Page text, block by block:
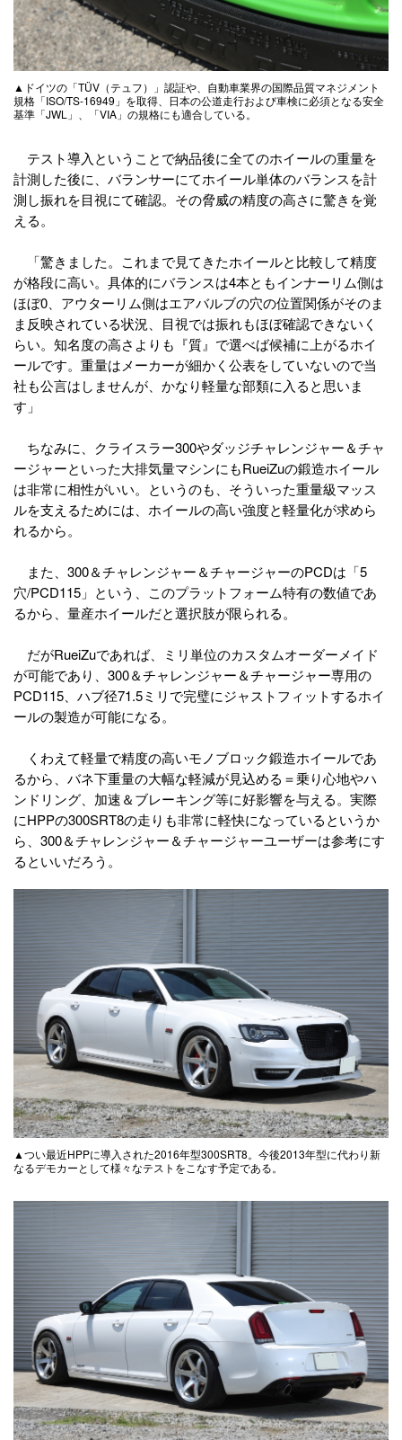
▲ドイツの「TÜV（テュフ）」認証や、自動車業界の国際品質マネジメント
規格「ISO/TS-16949」を取得、日本の公道走行および車検に必須となる安全
基準「JWL」、「VIA」の規格にも適合している。
テスト導入ということで納品後に全てのホイールの重量を
計測した後に、バランサーにてホイール単体のバランスを計
測し振れを目視にて確認。その脅威の精度の高さに驚きを覚
える。
「驚きました。これまで見てきたホイールと比較して精度
が格段に高い。具体的にバランスは4本ともインナーリム側は
ほぼ0、アウターリム側はエアバルブの穴の位置関係がそのま
ま反映されている状況、目視では振れもほぼ確認できないく
らい。知名度の高さよりも『質』で選べば候補に上がるホイ
ールです。重量はメーカーが細かく公表をしていないので当
社も公言はしませんが、かなり軽量な部類に入ると思いま
す」
ちなみに、クライスラー300やダッジチャレンジャー＆チャ
ージャーといった大排気量マシンにもRueiZuの鍛造ホイール
は非常に相性がいい。というのも、そういった重量級マッス
ルを支えるためには、ホイールの高い強度と軽量化が求めら
れるから。
また、300＆チャレンジャー＆チャージャーのPCDは「5
穴/PCD115」という、このプラットフォーム特有の数値であ
るから、量産ホイールだと選択肢が限られる。
だがRueiZuであれば、ミリ単位のカスタムオーダーメイド
が可能であり、300＆チャレンジャー＆チャージャー専用の
PCD115、ハブ径71.5ミリで完璧にジャストフィットするホイ
ールの製造が可能になる。
くわえて軽量で精度の高いモノブロック鍛造ホイールであ
るから、バネ下重量の大幅な軽減が見込める＝乗り心地やハ
ンドリング、加速＆ブレーキング等に好影響を与える。実際
にHPPの300SRT8の走りも非常に軽快になっているというか
ら、300＆チャレンジャー＆チャージャーユーザーは参考にす
るといいだろう。
▲つい最近HPPに導入された2016年型300SRT8。今後2013年型に代わり新
なるデモカーとして様々なテストをこなす予定である。